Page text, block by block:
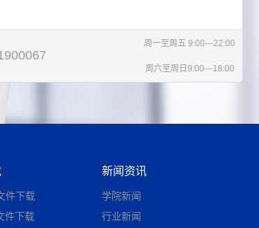
周一至周五 9:00—22:00
周六至周日9:00—18:00
件下载
件下载
新闻资讯
学院新闻
行业新闻